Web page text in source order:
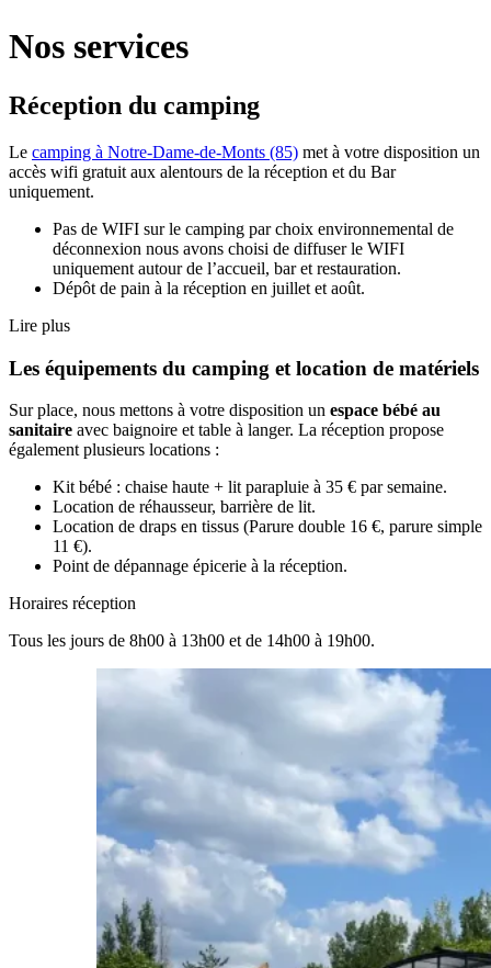
Nos services
Réception du camping
Le camping à Notre-Dame-de-Monts (85) met à votre disposition un
accès wifi gratuit aux alentours de la réception et du Bar
uniquement.
Pas de WIFI sur le camping par choix environnemental de
déconnexion nous avons choisi de diffuser le WIFI
uniquement autour de l’accueil, bar et restauration.
Dépôt de pain à la réception en juillet et août.
Lire plus
Les équipements du camping et location de matériels
Sur place, nous mettons à votre disposition un espace bébé au
sanitaire avec baignoire et table à langer. La réception propose
également plusieurs locations :
Kit bébé : chaise haute + lit parapluie à 35 € par semaine.
Location de réhausseur, barrière de lit.
Location de draps en tissus (Parure double 16 €, parure simple
11 €).
Point de dépannage épicerie à la réception.
Horaires réception
Tous les jours de 8h00 à 13h00 et de 14h00 à 19h00.